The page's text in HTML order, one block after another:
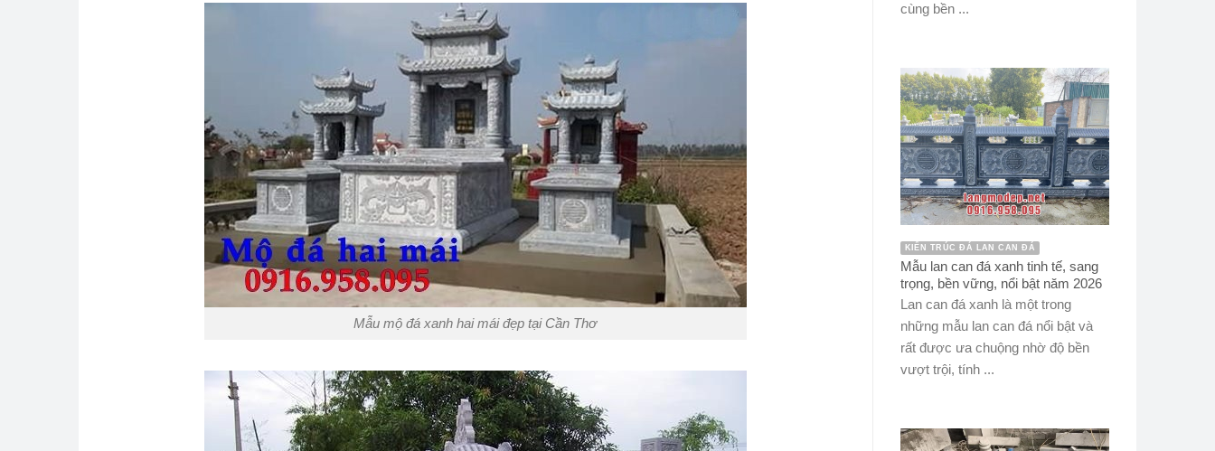
Mẫu mộ đá xanh hai mái đẹp tại Cần Thơ
cùng bền ...
KIẾN TRÚC ĐÁ LAN CAN ĐÁ
Mẫu lan can đá xanh tinh tế, sang
trọng, bền vững, nổi bật năm 2026
Lan can đá xanh là một trong
những mẫu lan can đá nổi bật và
rất được ưa chuộng nhờ độ bền
vượt trội, tính ...